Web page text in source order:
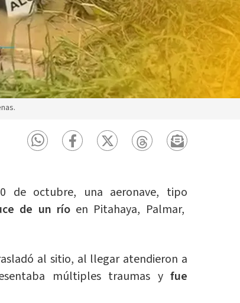
de octubre, una aeronave, tipo
de un río en Pitahaya, Palmar,
al sitio, al llegar atendieron a
múltiples traumas y fue